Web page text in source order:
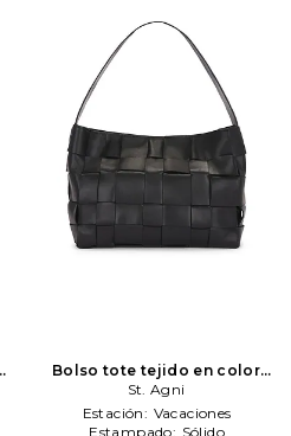
Bolso tote tejido en color
negro St. Agni
St. Agni
Estación: Vacaciones
Estampado: Sólido